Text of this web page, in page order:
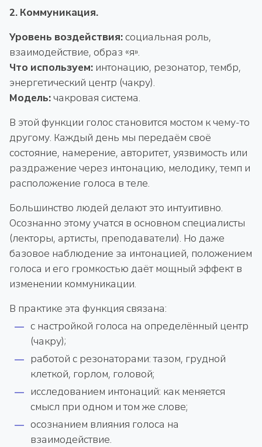
2. Коммуникация.
Уровень воздействия:социальная роль,
взаимодействие, образ «я».
Что используем: интонацию, резонатор, тембр,
энергетический центр (чакру).
Модель:чакровая система.
В этой функции голос становится мостом к чему-то
другому. Каждый день мы передаём своё
состояние, намерение, авторитет, уязвимость или
раздражение через интонацию, мелодику, темп и
расположение голоса в теле.
Большинство людей делают это интуитивно.
Осознанно этому учатся в основном специалисты
(лекторы, артисты, преподаватели). Но даже
базовое наблюдение за интонацией, положением
голоса и его громкостью даёт мощный эффект в
изменении коммуникации.
В практике эта функция связана:
с настройкой голоса на определённый центр
(чакру);
работой с резонаторами: тазом, грудной
клеткой, горлом, головой;
исследованием интонаций: как меняется
смысл при одном и том же слове;
осознанием влияния голоса на
взаимодействие.